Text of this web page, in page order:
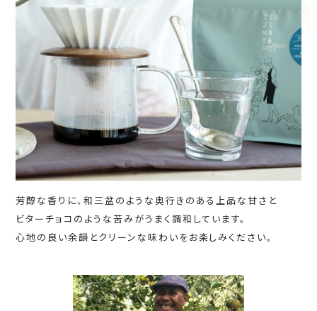
芳醇な香りに、和三盆のような奥行きのある上品な甘さと
ビターチョコのような苦みがうまく調和しています。
心地の良い余韻とクリーンな味わいをお楽しみください。